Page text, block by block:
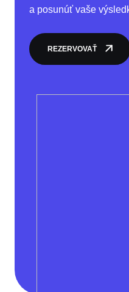
a posunúť vaše
REZERVOVAŤ